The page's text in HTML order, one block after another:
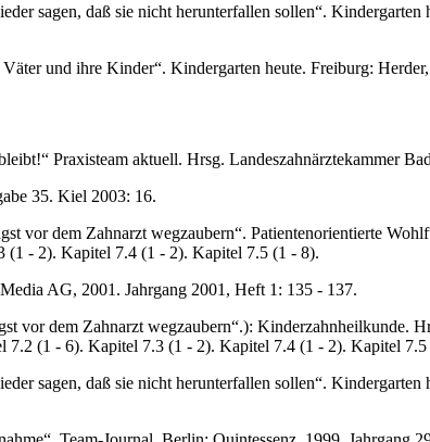
sagen, daß sie nicht herunterfallen sollen“. Kindergarten
und ihre Kinder“. Kindergarten heute. Freiburg:
Praxisteam aktuell. Hrsg. Landeszahnärztekammer
35. Kiel 2003: 16.
vor dem Zahnarzt wegzaubern“. Patientenorientierte
- 2). Kapitel 7.4 (1 - 2). Kapitel 7.5 (1 - 8).
AG, 2001. Jahrgang 2001, Heft 1: 135 - 137.
vor dem Zahnarzt wegzaubern“.): Kinderzahnheilkunde.
(1 - 6). Kapitel 7.3 (1 - 2). Kapitel 7.4 (1 - 2). Kapitel 7.5
sagen, daß sie nicht herunterfallen sollen“. Kindergarten